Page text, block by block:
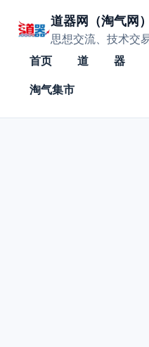
道器网（淘气网
思想交流、技术交
首页
道 器
淘气集市